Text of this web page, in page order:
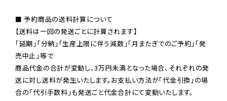
■ 予約商品の送料計算について
【送料は一回の発送ごとに計算されます】
「延期」「分納」「生産上限に伴う減数」「月またぎでのご予約」「発
売中止」等で
商品代金の合計が変動し、3万円未満となった場合、それぞれの発
送に対し送料が発生いたします。お支払い方法が「代金引換」の場